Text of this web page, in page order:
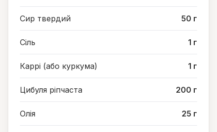
Сир твердий 50 г
Сіль 1 г
Каррі (або куркума) 1 г
Цибуля ріпчаста 200 г
Олія 25 г